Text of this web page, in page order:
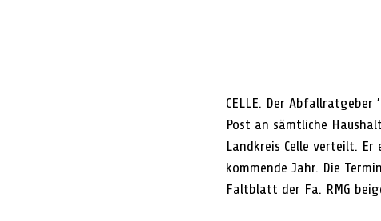
CELLE. Der
Post an sämtliche
Landkreis Celle verteilt.
kommende Jahr. Die
Faltblatt der Fa. RMG